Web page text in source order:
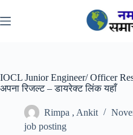
to
content
IOCL Junior Engineer/ Officer
अपना रिजल्ट – डायरेक्ट लिंक यहाँ
Rimpa , Ankit
job posting